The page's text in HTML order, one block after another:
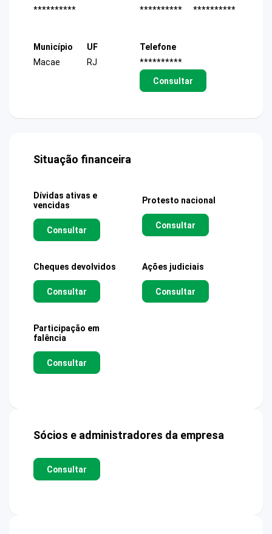
**********
**********
**********
Município
Macae
UF
RJ
Telefone
**********
Consultar
Situação financeira
Dívidas ativas e
vencidas
Consultar
Protesto nacional
Consultar
Cheques devolvidos
Consultar
Ações judiciais
Consultar
Participação em
falência
Consultar
Sócios e administradores da empresa
Consultar